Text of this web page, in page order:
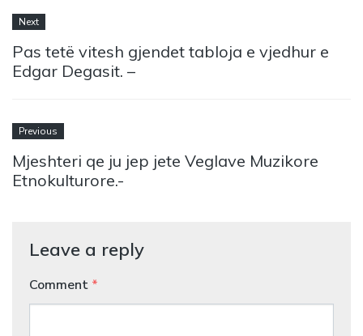
Next
Pas tetë vitesh gjendet tabloja e vjedhur e
Edgar Degasit. –
Previous
Mjeshteri qe ju jep jete Veglave Muzikore
Etnokulturore.-
Leave a reply
Comment *